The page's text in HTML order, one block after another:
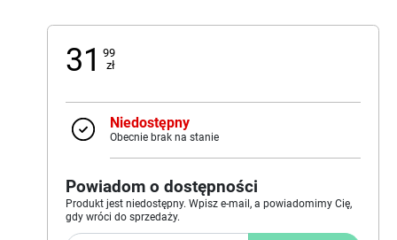
31 99
zł
Niedostępny
Obecnie brak na stanie
Powiadom o dostępności
Produkt jest niedostępny. Wpisz e-mail, a powiadomimy Cię,
gdy wróci do sprzedaży.